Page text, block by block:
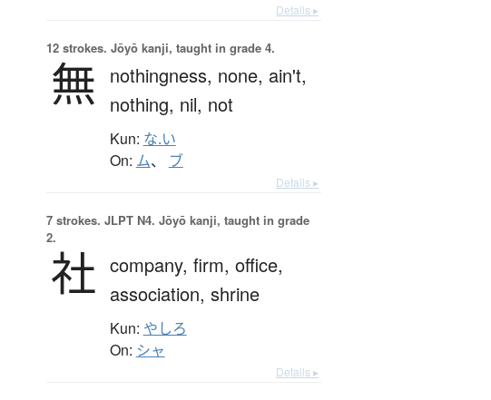
Details ▸
12 strokes. Jōyō kanji, taught in grade 4.
無 nothingness, none, ain't,
nothing, nil, not
Kun: な.い
On: ム、 ブ
Details ▸
7 strokes. JLPT N4. Jōyō kanji, taught in grade
2.
社 company, firm, office,
association, shrine
Kun: やしろ
On: シャ
Details ▸